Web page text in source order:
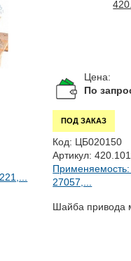
Цена:
По
ПОД ЗАКАЗ
Код: ЦБ020150
Артикул:
Применяемость:
27057,...
Шайба привода